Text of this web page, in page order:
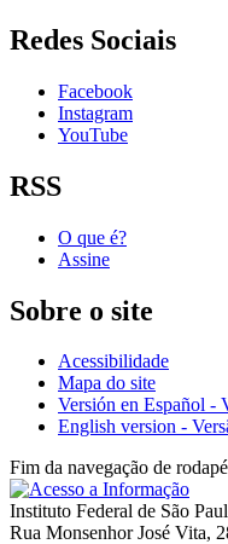
Redes Sociais
Facebook
Instagram
YouTube
RSS
O que é?
Assine
Sobre o site
Acessibilidade
Mapa do site
Versión en Español -
English version -
Fim da navegação de rodapé
Instituto Federal de São
Rua Monsenhor José Vita,